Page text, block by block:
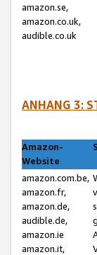
amazon.se,
amazon.co.uk,
audible.co.uk
ANHANG 3:
Amazon-
Website
amazon.com.be,
amazon.fr,
amazon.de,
audible.de,
amazon.ie
amazon.it,